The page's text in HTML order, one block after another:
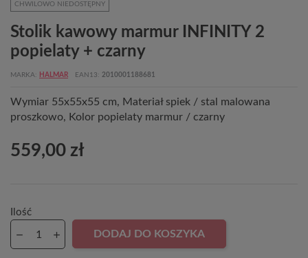
CHWILOWO NIEDOSTĘPNY
Stolik kawowy marmur INFINITY 2
popielaty + czarny
MARKA HALMAR EAN13 2010001188681
Wymiar 55x55x55 cm, Materiał spiek / stal malowana
proszkowo, Kolor popielaty marmur / czarny
559,00 zł
Ilość
DODAJ DO KOSZYKA